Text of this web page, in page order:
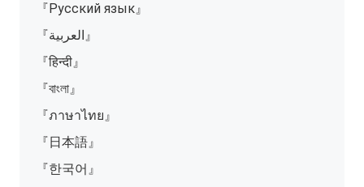
『Русский язык』
『العربية』
『हिन्दी』
『বাংলা』
『ภาษาไทย』
『日本語』
『한국어』